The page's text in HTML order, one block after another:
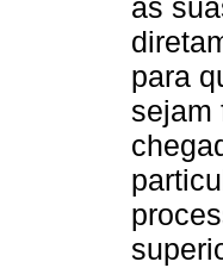
as
para
sejam